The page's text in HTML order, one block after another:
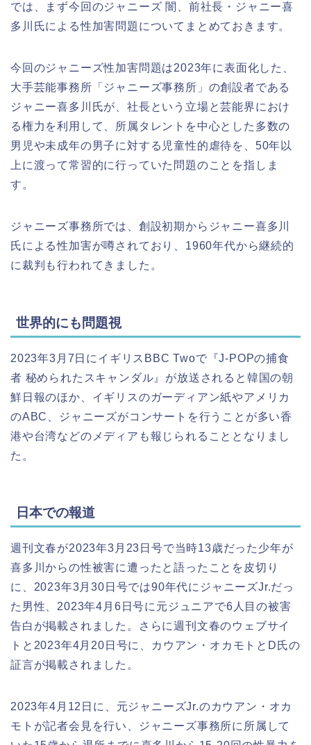
では、まず今回のジャニーズ 闇、前社長・ジャニー喜
多川氏による性加害問題についてまとめておきます。
今回のジャニーズ性加害問題は2023年に表面化した、
大手芸能事務所「ジャニーズ事務所」の創設者である
ジャニー喜多川氏が、社長という立場と芸能界におけ
る権力を利用して、所属タレントを中心とした多数の
男児や未成年の男子に対する児童性的虐待を、50年以
上に渡って常習的に行っていた問題のことを指しま
す。
ジャニーズ事務所では、創設初期からジャニー喜多川
氏による性加害が噂されており、1960年代から継続的
に裁判も行われてきました。
世界的にも問題視
2023年3月7日にイギリスBBC Twoで『J-POPの捕食
者 秘められたスキャンダル』が放送されると韓国の朝
鮮日報のほか、イギリスのガーディアン紙やアメリカ
のABC、ジャニーズがコンサートを行うことが多い香
港や台湾などのメディアも報じられることとなりまし
た。
日本での報道
週刊文春が2023年3月23日号で当時13歳だった少年が
喜多川からの性被害に遭ったと語ったことを皮切り
に、2023年3月30日号では90年代にジャニーズJr.だっ
た男性、2023年4月6日号に元ジュニアで6人目の被害
告白が掲載されました。さらに週刊文春のウェブサイ
トと2023年4月20日号に、カウアン・オカモトとD氏の
証言が掲載されました。
2023年4月12日に、元ジャニーズJr.のカウアン・オカ
モトが記者会見を行い、ジャニーズ事務所に所属して